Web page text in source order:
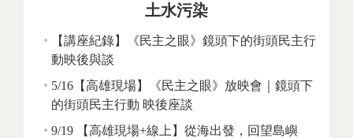
土水污染
【講座紀錄】《民主之眼》鏡頭下的街頭民主行
動映後與談
5/16【高雄現場】《民主之眼》放映會｜鏡頭下
的街頭民主行動 映後座談
9/19 【高雄現場+線上】從海出發，回望島嶼